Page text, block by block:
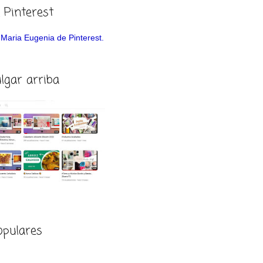
Pinterest
Eugenia de Pinterest.
arriba